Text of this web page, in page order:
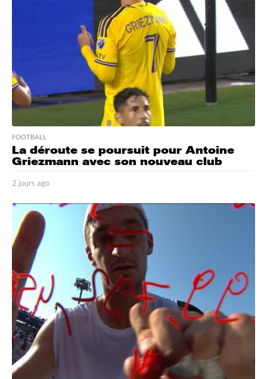
g
o
FOOTBALL
La déroute se poursuit pour Antoine
Griezmann avec son nouveau club
2 jours ago
o
o